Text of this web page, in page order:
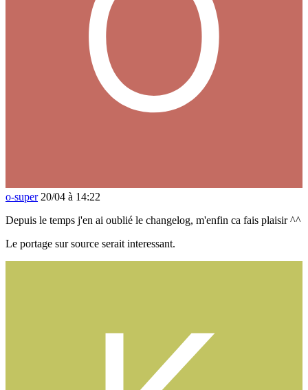
o-super 20/04 à 14:22
Depuis le temps j'en ai oublié le changelog, m'enfin ca fais plaisir ^^
Le portage sur source serait interessant.